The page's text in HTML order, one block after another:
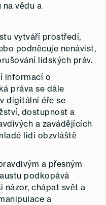
vědu a
vytváří prostředí,
podněcuje nenávist,
lidských práv.
informací o
práva se dále
digitální éře se
dostupnost a
a zavádějících
lidi obzvláště
a přesným
podkopává
názor, chápat svět a
a